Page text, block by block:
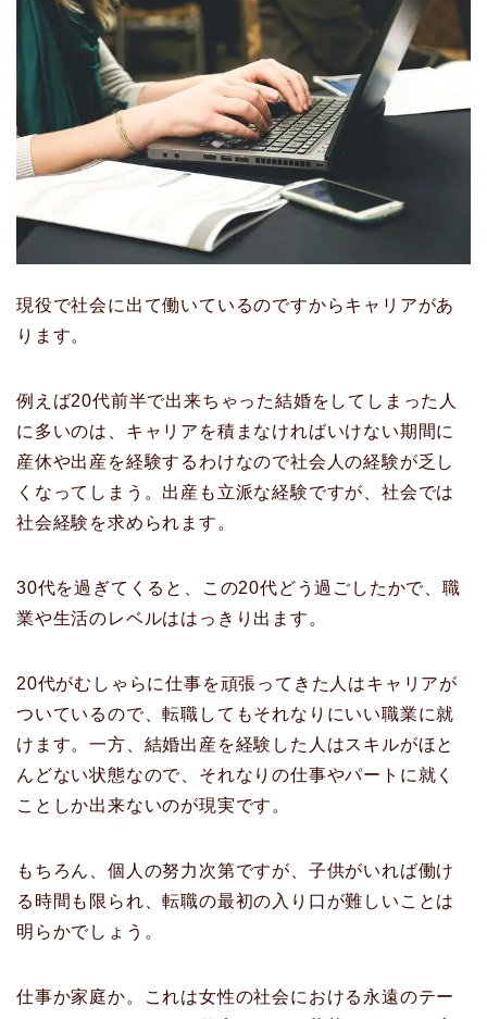
現役で社会に出て働いているのですからキャリアがあ
ります。
例えば20代前半で出来ちゃった結婚をしてしまった人
に多いのは、キャリアを積まなければいけない期間に
産休や出産を経験するわけなので社会人の経験が乏し
くなってしまう。出産も立派な経験ですが、社会では
社会経験を求められます。
30代を過ぎてくると、この20代どう過ごしたかで、職
業や生活のレベルははっきり出ます。
20代がむしゃらに仕事を頑張ってきた人はキャリアが
ついているので、転職してもそれなりにいい職業に就
けます。一方、結婚出産を経験した人はスキルがほと
んどない状態なので、それなりの仕事やパートに就く
ことしか出来ないのが現実です。
もちろん、個人の努力次第ですが、子供がいれば働け
る時間も限られ、転職の最初の入り口が難しいことは
明らかでしょう。
仕事か家庭か。これは女性の社会における永遠のテー